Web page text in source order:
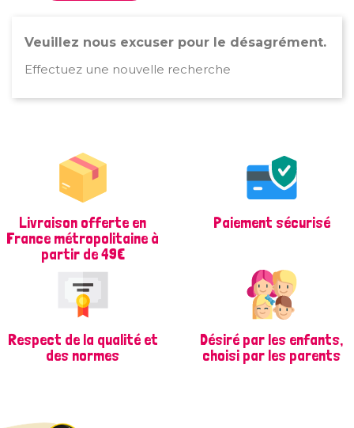
Veuillez nous excuser pour le désagrément.
Effectuez une nouvelle recherche
Livraison offerte en
France métropolitaine à
partir de 49€
Paiement sécurisé
Respect de la qualité et
des normes
Désiré par les enfants,
choisi par les parents